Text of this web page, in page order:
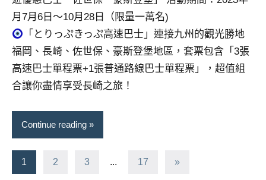
月7月6日～10月28日（限量一萬名)
「とりっぷきっぷ高速巴士」連接九州的觀光勝地
福岡、長崎、佐世保、豪斯登堡地區，套票包含「3張
高速巴士單程票+1張普通路線巴士單程票」，超值組
合讓你盡情享受長崎之旅！
Continue reading
文
1 2 3 ... 17
Next
»